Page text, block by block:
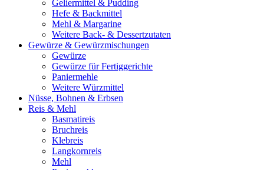
Geliermittel & Pudding
Hefe & Backmittel
Mehl & Margarine
Weitere Back- & Dessertzutaten
Gewürze & Gewürzmischungen
Gewürze
Gewürze für Fertiggerichte
Paniermehle
Weitere Würzmittel
Nüsse, Bohnen & Erbsen
Reis & Mehl
Basmatireis
Bruchreis
Klebreis
Langkornreis
Mehl